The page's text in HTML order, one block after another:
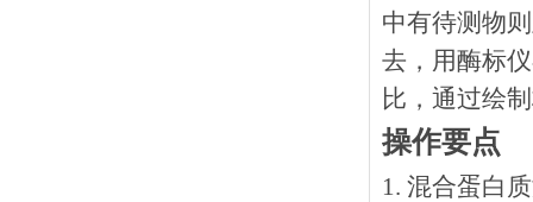
中有待测物
去，用酶标
比，通过绘
操作要点
1. 混合蛋白